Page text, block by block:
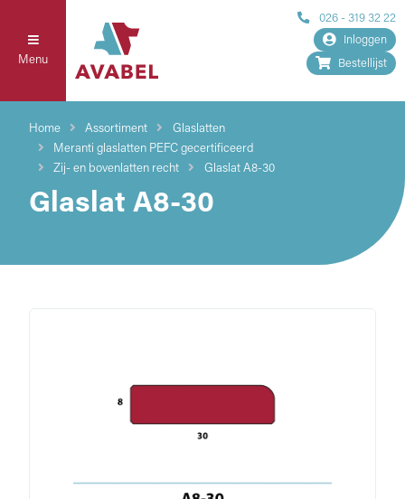
Menu
026 - 319 32 22
Inloggen
Bestellijst
Home Assortiment
Glaslatten
Meranti glaslatten PEFC gecertificeerd
Zij- en bovenlatten recht
Glaslat A8-30
Glaslat A8-30